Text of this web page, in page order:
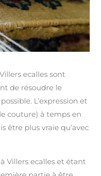
ecalles sont
de résoudre le
L’expression et
couture) à temps en
être plus vraie qu’avec
Villers ecalles et étant